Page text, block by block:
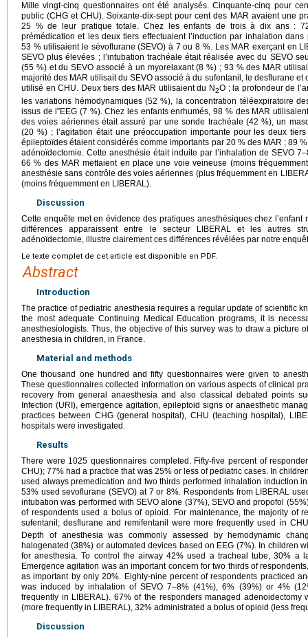
Mille vingt-cinq questionnaires ont été analysés. Cinquante-cinq pour
public (CHG et CHU). Soixante-dix-sept pour cent des MAR avaient une
25 % de leur pratique totale. Chez les enfants de trois à dix ans :
prémédication et les deux tiers effectuaient l’induction par inhalation
53 % utilisaient le sévoflurane (SEVO) à 7 ou 8 %. Les MAR exerçant en
SEVO plus élevées ; l’intubation trachéale était réalisée avec du SEVO
(55 %) et du SEVO associé à un myorelaxant (8 %) ; 93 % des MAR
majorité des MAR utilisait du SEVO associé à du sufentanil, le desflurane
utilisé en CHU. Deux tiers des MAR utilisaient du N2O ; la profondeur de
les variations hémodynamiques (52 %), la concentration téléexpiratoire
issus de l”EEG (7 %). Chez les enfants enrhumés, 98 % des MAR
des voies aériennes était assuré par une sonde trachéale (42 %), un
(20 %) ; l’agitation était une préoccupation importante pour les deux
épileptoïdes étaient considérés comme importants par 20 % des MAR ; 89
adénoïdectomie. Cette anesthésie était induite par l’inhalation de SEVO
66 % des MAR mettaient en place une voie veineuse (moins
anesthésie sans contrôle des voies aériennes (plus fréquemment en
(moins fréquemment en LIBERAL).
Discussion
Cette enquête met en évidence des pratiques anesthésiques chez
différences apparaissent entre le secteur LIBERAL et les autres
adénoïdectomie, illustre clairement ces différences révélées par notre
Le texte complet de cet article est disponible en PDF.
Abstract
Introduction
The practice of pediatric anesthesia requires a regular update of scientific
the most adequate Continuing Medical Education programs, it is
anesthesiologists. Thus, the objective of this survey was to draw a picture
anesthesia in children, in France.
Material and methods
One thousand one hundred and fifty questionnaires were given to
These questionnaires collected information on various aspects of clinical
recovery from general anaesthesia and also classical debated points
Infection (URI), emergence agitation, epileptoid signs or anaesthetic
practices between CHG (general hospital), CHU (teaching hospital),
hospitals were investigated.
Results
There were 1025 questionnaires completed. Fifty-five percent of
CHU); 77% had a practice that was 25% or less of pediatric cases. In
used always premedication and two thirds performed inhalation induction
53% used sevoflurane (SEVO) at 7 or 8%. Respondents from LIBERAL
intubation was performed with SEVO alone (37%), SEVO and propofol
of respondents used a bolus of opioid. For maintenance, the majority of
sufentanil; desflurane and remifentanil were more frequently used in
Depth of anesthesia was commonly assessed by hemodynamic
halogenated (38%) or automated devices based on EEG (7%). In children
for anesthesia. To control the airway 42% used a tracheal tube, 30% a
Emergence agitation was an important concern for two thirds of
as important by only 20%. Eighty-nine percent of respondents practiced
was induced by inhalation of SEVO 7–8% (41%), 6% (39%) or 4%
frequently in LIBERAL). 67% of the responders managed
(more frequently in LIBERAL), 32% administrated a bolus of opioid (less
Discussion